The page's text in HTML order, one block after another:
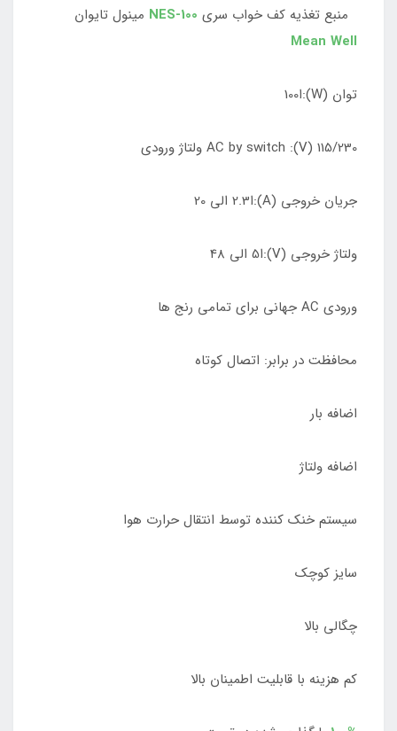
منبع تغذیه کف خواب سری NES-100 مینول تایوان
Mean Well
توان (W):ا100
115/230 AC by switch :(V) ولتاژ ورودی
جریان خروجی (A):ا2.3 الی 20
ولتاژ خروجی (V):ا5 الی 48
ورودی AC جهانی برای تمامی رنج ها
محافظت در برابر: اتصال کوتاه
اضافه بار
اضافه ولتاژ
سیستم خنک کننده توسط انتقال حرارت هوا
سایز کوچک
چگالی بالا
کم هزینه با قابلیت اطمینان بالا